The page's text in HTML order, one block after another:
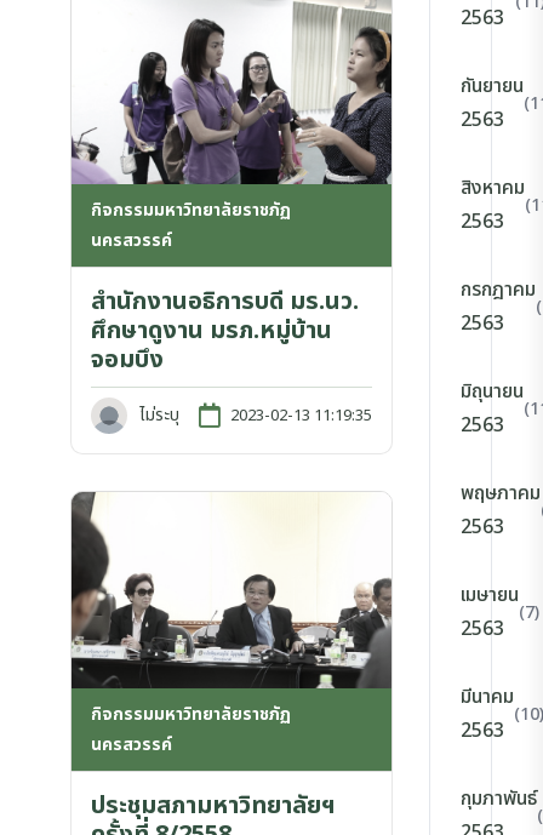
กิจกรรมมหาวิทยาลัยราชภัฏ
นครสวรรค์
สำนักงานอธิการบดี มร.นว.
ศึกษาดูงาน มรภ.หมู่บ้าน
จอมบึง
ไม่ระบุ 2023-02-13 11:19:35
กิจกรรมมหาวิทยาลัยราชภัฏ
นครสวรรค์
ประชุมสภามหาวิทยาลัยฯ
2563
กันยายน
2563
สิงหาคม
2563
กรกฎาคม
2563
มิถุนายน
2563
พฤษภาคม
2563
เมษายน
2563
(7)
มีนาคม
2563
(10)
กุมภาพันธ์